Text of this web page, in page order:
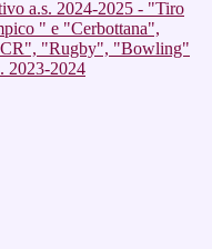
a.s. 2024-2025 - "Tiro
" e "Cerbottana",
"Rugby", "Bowling"
2023-2024